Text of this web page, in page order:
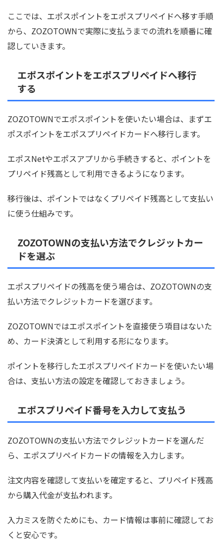
ここでは、エポスポイントをエポスプリペイドへ移す手順
から、ZOZOTOWNで実際に支払うまでの流れを順番に確
認していきます。
エポスポイントをエポスプリペイドへ移行
する
ZOZOTOWNでエポスポイントを使いたい場合は、まずエ
ポスポイントをエポスプリペイドカードへ移行します。
エポスNetやエポスアプリから手続きすると、ポイントを
プリペイド残高として利用できるようになります。
移行後は、ポイントではなくプリペイド残高として支払い
に使う仕組みです。
ZOZOTOWNの支払い方法でクレジットカー
ドを選ぶ
エポスプリペイドの残高を使う場合は、ZOZOTOWNの支
払い方法でクレジットカードを選びます。
ZOZOTOWNではエポスポイントを直接使う項目はないた
め、カード決済として利用する形になります。
ポイントを移行したエポスプリペイドカードを使いたい場
合は、支払い方法の設定を確認しておきましょう。
エポスプリペイド番号を入力して支払う
ZOZOTOWNの支払い方法でクレジットカードを選んだ
ら、エポスプリペイドカードの情報を入力します。
注文内容を確認して支払いを確定すると、プリペイド残高
から購入代金が支払われます。
入力ミスを防ぐためにも、カード情報は事前に確認してお
くと安心です。